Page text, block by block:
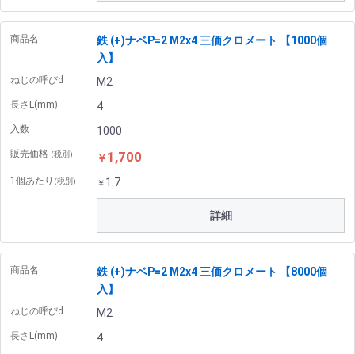
商品名
鉄 (+)ナベP=2 M2x4 三価クロメート 【1000個
入】
ねじの呼びd M2
長さL(mm) 4
入数 1000
販売価格 (税別) ￥ 1,700
1個あたり (税別) ￥ 1.7
詳細
商品名
鉄 (+)ナベP=2 M2x4 三価クロメート 【8000個
入】
ねじの呼びd M2
長さL(mm) 4